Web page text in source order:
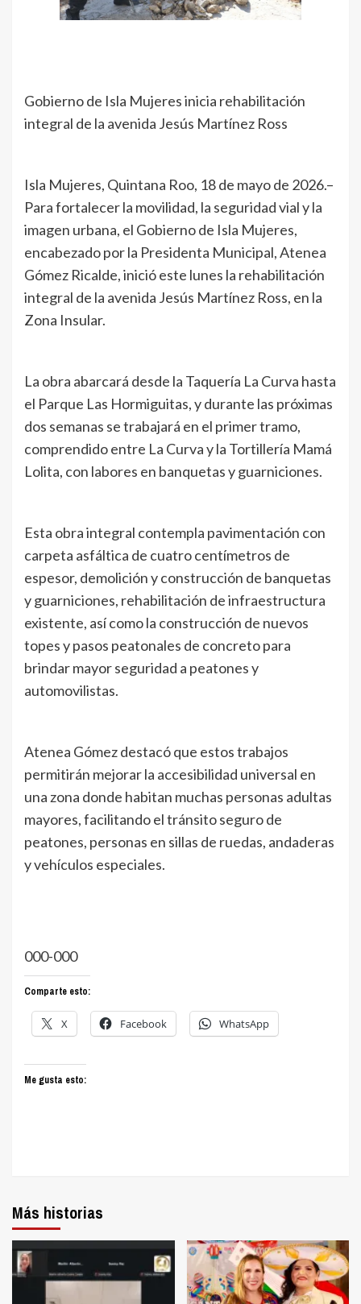
Gobierno de Isla Mujeres inicia rehabilitación
integral de la avenida Jesús Martínez Ross
Isla Mujeres, Quintana Roo, 18 de mayo de 2026.–
Para fortalecer la movilidad, la seguridad vial y la
imagen urbana, el Gobierno de Isla Mujeres,
encabezado por la Presidenta Municipal, Atenea
Gómez Ricalde, inició este lunes la rehabilitación
integral de la avenida Jesús Martínez Ross, en la
Zona Insular.
La obra abarcará desde la Taquería La Curva hasta
el Parque Las Hormiguitas, y durante las próximas
dos semanas se trabajará en el primer tramo,
comprendido entre La Curva y la Tortillería Mamá
Lolita, con labores en banquetas y guarniciones.
Esta obra integral contempla pavimentación con
carpeta asfáltica de cuatro centímetros de
espesor, demolición y construcción de banquetas
y guarniciones, rehabilitación de infraestructura
existente, así como la construcción de nuevos
topes y pasos peatonales de concreto para
brindar mayor seguridad a peatones y
automovilistas.
Atenea Gómez destacó que estos trabajos
permitirán mejorar la accesibilidad universal en
una zona donde habitan muchas personas adultas
mayores, facilitando el tránsito seguro de
peatones, personas en sillas de ruedas, andaderas
y vehículos especiales.
000-000
Comparte esto:
X Facebook WhatsApp
Me gusta esto:
Más historias